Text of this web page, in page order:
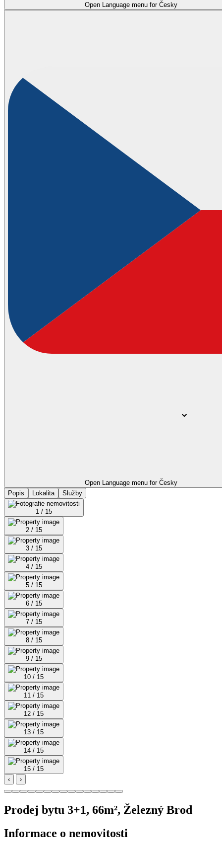
Open Language menu for Česky
Open Language menu for Česky
Popis
Lokalita Služby
1 / 15
2 / 15
3 / 15
4 / 15
5 / 15
6 / 15
7 / 15
8 / 15
9 / 15
10 / 15
11 / 15
12 / 15
13 / 15
14 / 15
15 / 15
‹
›
Prodej bytu 3+1, 66m², Železný Brod
Informace o nemovitosti